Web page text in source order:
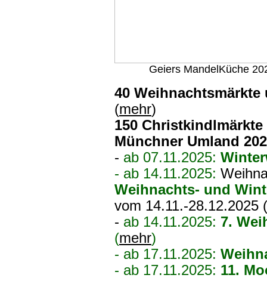
Geiers MandelKüche
40
(mehr)
150
Münchner Umland
- ab 07.11.2025:
- ab 14.11.2025:
Weihnachts- und
vom 14.11.-28.12.2025 (
- ab 14.11.2025: 7.
(mehr)
- ab 17.11.2025:
- ab 17.11.2025: 11.